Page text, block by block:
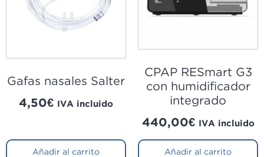
Gafas nasales Salter
4,50€ IVA incluido
Añadir al carrito
CPAP RESmart G3
con humidificador
integrado
440,00€ IVA incluido
Añadir al carrito